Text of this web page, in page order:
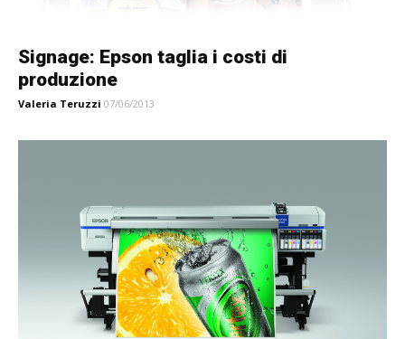
Signage: Epson taglia i costi di
produzione
Valeria Teruzzi 07/06/2013